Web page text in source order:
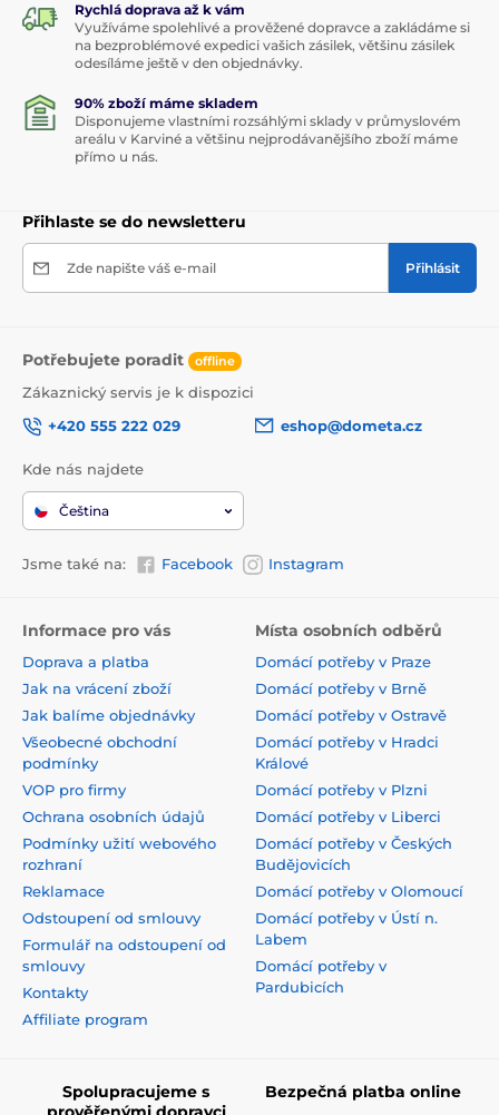
Rychlá doprava až k vám
Využíváme spolehlivé a prověžené dopravce a zakládáme si
na bezproblémové expedici vašich zásilek, většinu zásilek
odesíláme ještě v den objednávky.
90% zboží máme skladem
Disponujeme vlastními rozsáhlými sklady v průmyslovém
areálu v Karviné a většinu nejprodávanějšího zboží máme
přímo u nás.
Přihlaste se do newsletteru
Zde napište váš e-mail Přihlásit
Potřebujete poradit offline
Zákaznický servis je k dispozici
+420 555 222 029
eshop@dometa.cz
Kde nás najdete
Čeština
Jsme také na: Facebook Instagram
Informace pro vás
Doprava a platba
Jak na vrácení zboží
Jak balíme objednávky
Všeobecné obchodní
podmínky
VOP pro firmy
Ochrana osobních údajů
Podmínky užití webového
rozhraní
Reklamace
Odstoupení od smlouvy
Formulář na odstoupení od
smlouvy
Kontakty
Affiliate program
Místa osobních odběrů
Domácí potřeby v Praze
Domácí potřeby v Brně
Domácí potřeby v Ostravě
Domácí potřeby v Hradci
Králové
Domácí potřeby v Plzni
Domácí potřeby v Liberci
Domácí potřeby v Českých
Budějovicích
Domácí potřeby v Olomoucí
Domácí potřeby v Ústí n.
Labem
Domácí potřeby v
Pardubicích
Spolupracujeme s
Bezpečná platba online